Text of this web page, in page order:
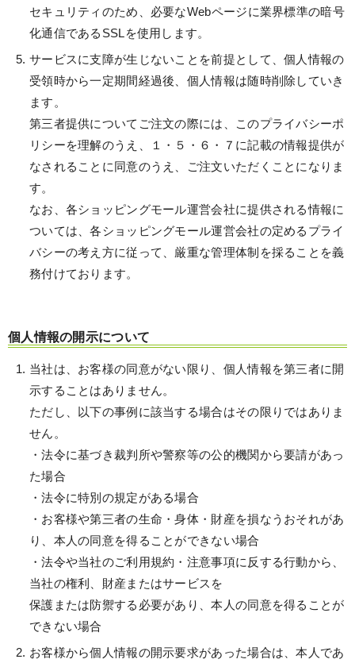
セキュリティのため、必要なWebページに業界標準の暗号
化通信であるSSLを使用します。
サービスに支障が生じないことを前提として、個人情報の
受領時から一定期間経過後、個人情報は随時削除していき
ます。
第三者提供についてご注文の際には、このプライバシーポ
リシーを理解のうえ、１・５・６・７に記載の情報提供が
なされることに同意のうえ、ご注文いただくことになりま
す。
なお、各ショッピングモール運営会社に提供される情報に
ついては、各ショッピングモール運営会社の定めるプライ
バシーの考え方に従って、厳重な管理体制を採ることを義
務付けております。
個人情報の開示について
当社は、お客様の同意がない限り、個人情報を第三者に開
示することはありません。
ただし、以下の事例に該当する場合はその限りではありま
せん。
・法令に基づき裁判所や警察等の公的機関から要請があっ
た場合
・法令に特別の規定がある場合
・お客様や第三者の生命・身体・財産を損なうおそれがあ
り、本人の同意を得ることができない場合
・法令や当社のご利用規約・注意事項に反する行動から、
当社の権利、財産またはサービスを
保護または防禦する必要があり、本人の同意を得ることが
できない場合
お客様から個人情報の開示要求があった場合は、本人であ